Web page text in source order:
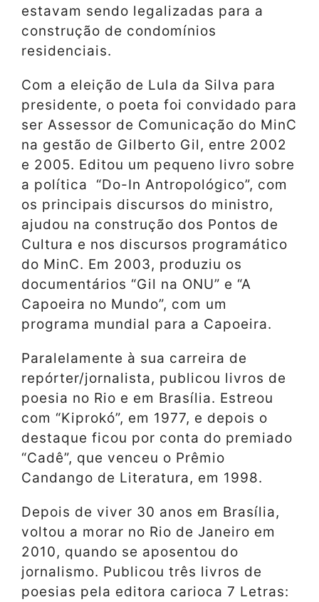
estavam sendo legalizadas para a
construção de condomínios
residenciais.
Com a eleição de Lula da Silva para
presidente, o poeta foi convidado para
ser Assessor de Comunicação do MinC
na gestão de Gilberto Gil, entre 2002
e 2005. Editou um pequeno livro sobre
a política “Do-In Antropológico”, com
os principais discursos do ministro,
ajudou na construção dos Pontos de
Cultura e nos discursos programático
do MinC. Em 2003, produziu os
documentários “Gil na ONU” e “A
Capoeira no Mundo”, com um
programa mundial para a Capoeira.
Paralelamente à sua carreira de
repórter/jornalista, publicou livros de
poesia no Rio e em Brasília. Estreou
com “Kiprokó”, em 1977, e depois o
destaque ficou por conta do premiado
“Cadê”, que venceu o Prêmio
Candango de Literatura, em 1998.
Depois de viver 30 anos em Brasília,
voltou a morar no Rio de Janeiro em
2010, quando se aposentou do
jornalismo. Publicou três livros de
poesias pela editora carioca 7 Letras: